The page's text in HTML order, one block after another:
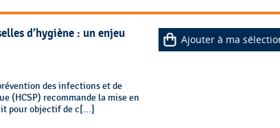
d’hygiène : un enjeu
des infections et de
(HCSP) recommande la mise en
pour objectif de c[...]
Ajouter à ma